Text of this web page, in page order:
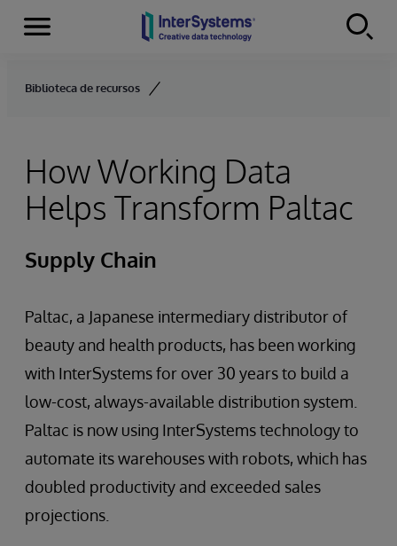
Skip to content
Menu
Biblioteca de recursos
How Working Data
Helps Transform Paltac
Supply Chain
Paltac, a Japanese intermediary distributor of
beauty and health products, has been working
with InterSystems for over 30 years to build a
low-cost, always-available distribution system.
Paltac is now using InterSystems technology to
automate its warehouses with robots, which has
doubled productivity and exceeded sales
projections.